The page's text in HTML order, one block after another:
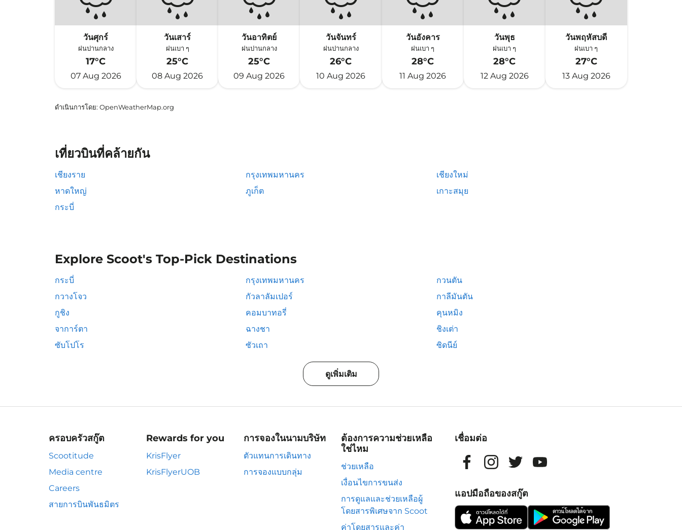
วันศุกร์
ฝนปานกลาง
17°C
07 Aug 2026
วันเสาร์
ฝนเบา ๆ
25°C
08 Aug 2026
วันอาทิตย์
ฝนปานกลาง
25°C
09 Aug 2026
วันจันทร์
ฝนปานกลาง
26°C
10 Aug 2026
วันอังคาร
ฝนเบา ๆ
28°C
11 Aug 2026
วันพุธ
ฝนเบา ๆ
28°C
12 Aug 2026
วันพฤหัสบดี
ฝนเบา ๆ
27°C
13 Aug 2026
ดำเนินการโดย: OpenWeatherMap.org
เที่ยวบินที่คล้ายกัน
เชียงราย กรุงเทพมหานคร
เชียงใหม่
หาดใหญ่
ภูเก็ต
เกาะสมุย
กระบี่
Explore Scoot's Top-Pick Destinations
กระบี่ กรุงเทพมหานคร
กวนตัน
กวางโจว
กัวลาลัมเปอร์
กาลีมันตัน
กูชิง
คอมบาทอรี่
คุนหมิง
จาการ์ตา
ฉางชา
ชิงเต่า
ซับโปโร
ซัวเถา ซิดนีย์
ดูเพิ่มเติม
ครอบครัวสกู๊ต
Scootitude
Media centre
Careers
สายการบินพันธมิตร
Rewards for you
KrisFlyer
KrisFlyerUOB
การจองในนามบริษัท
ตัวแทนการเดินทาง
การจองแบบกลุ่ม
ต้องการความช่วยเหลือ
ใช่ไหม
ช่วยเหลือ
เงื่อนไขการขนส่ง
การดูแลและช่วยเหลือผู้
โดยสารพิเศษจาก Scoot
ค่าโดยสารและค่า
เชื่อมต่อ
แอปมือถือของสกู๊ต